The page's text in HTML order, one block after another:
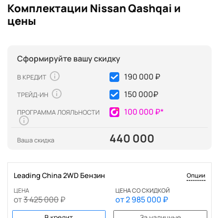
Комплектации Nissan Qashqai и
цены
Сформируйте вашу скидку
В КРЕДИТ 190 000 ₽
ТРЕЙД-ИН 150 000₽
ПРОГРАММА ЛОЯЛЬНОСТИ 100 000 ₽*
Ваша скидка 440 000
Опции
Leading China 2WD Бензин
ЦЕНА
от3 425 000₽
ЦЕНА СО СКИДКОЙ
от2 985 000 ₽